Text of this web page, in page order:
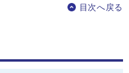
目次へ戻る